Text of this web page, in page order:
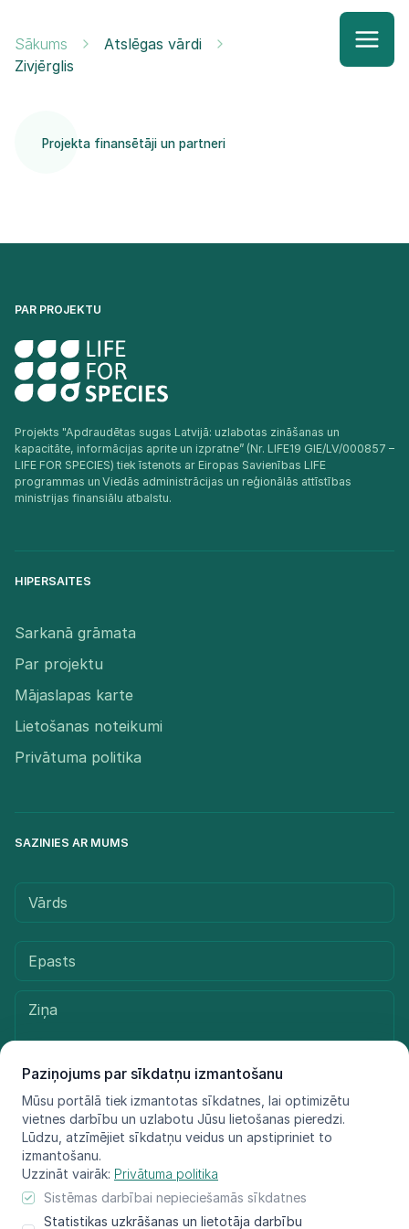
Paziņojums par sīkdatņu izmantošanu
Mūsu portālā tiek izmantotas sīkdatnes, lai optimizētu
vietnes darbību un uzlabotu Jūsu lietošanas pieredzi.
Lūdzu, atzīmējiet sīkdatņu veidus un apstipriniet to
izmantošanu.
Uzzināt vairāk: Privātuma politika
Sistēmas darbībai nepieciešamās sīkdatnes
Statistikas uzkrāšanas un lietotāja darbību
Sākums
Atslēgas vārdi
Zivjērglis
Projekta finansētāji un partneri
PAR PROJEKTU
Projekts "Apdraudētas sugas Latvijā: uzlabotas zināšanas un
kapacitāte, informācijas aprite un izpratne” (Nr. LIFE19 GIE/LV/000857 –
LIFE FOR SPECIES) tiek īstenots ar Eiropas Savienības LIFE
programmas un Viedās administrācijas un reģionālās attīstības
ministrijas finansiālu atbalstu.​
HIPERSAITES
Sarkanā grāmata
Par projektu
Mājaslapas karte
Lietošanas noteikumi
Privātuma politika
SAZINIES AR MUMS
Sūtīt ziņu
© LIFE FOR SPECIES, 2021 - 2025
Informācija atspoguļo tikai projekta LIFE FOR SPECIES īstenotāju